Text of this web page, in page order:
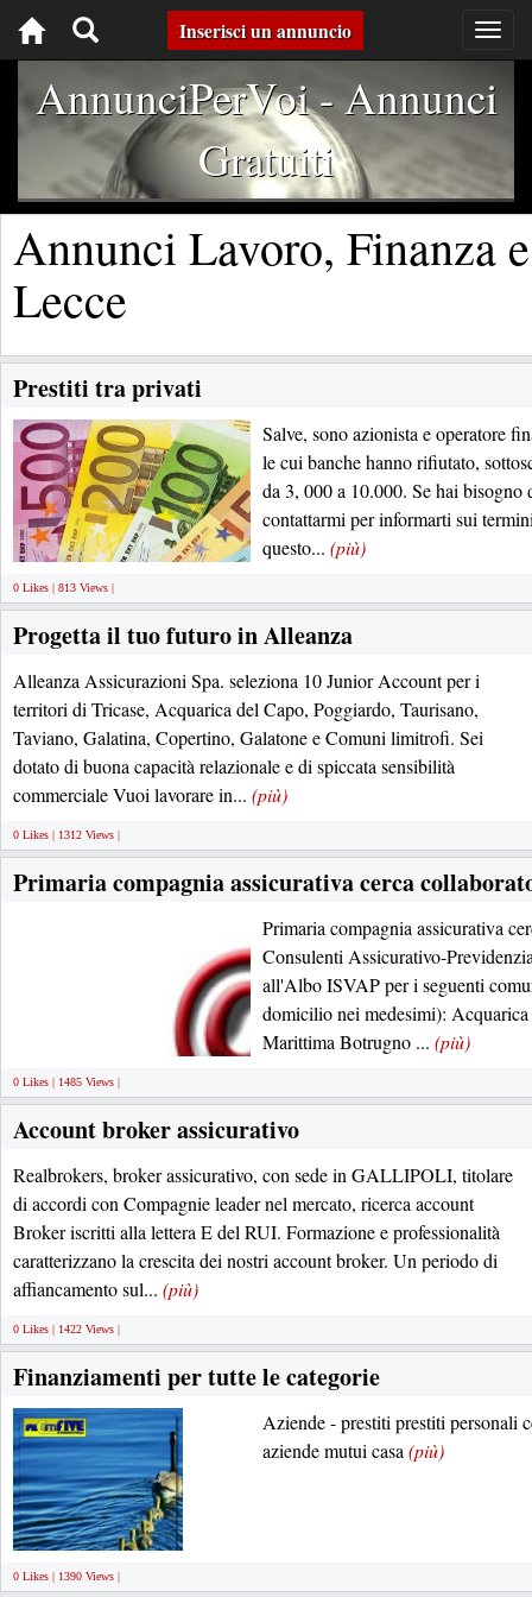
Toggle
navigation
Inserisci un annuncio
AnnunciPerVoi - Annunci
Gratuiti
Annunci Lavoro, Finanza
Lecce
Prestiti tra privati
Salve, sono azionista e operatore
le cui banche hanno rifiutato,
da 3, 000 a 10.000. Se hai
contattarmi per informarti sui
questo... (più)
0 Likes | 813 Views |
Progetta il tuo futuro in Alleanza
Alleanza Assicurazioni Spa. seleziona 10 Junior Account per i
territori di Tricase, Acquarica del Capo, Poggiardo, Taurisano,
Taviano, Galatina, Copertino, Galatone e Comuni limitrofi. Sei
dotato di buona capacità relazionale e di spiccata sensibilità
commerciale Vuoi lavorare in... (più)
0 Likes | 1312 Views |
Primaria compagnia assicurativa cerca
Primaria compagnia assicurativa
Consulenti Assicurativo-
all'Albo ISVAP per i seguenti
domicilio nei medesimi):
Marittima Botrugno ... (più)
0 Likes | 1485 Views |
Account broker assicurativo
Realbrokers, broker assicurativo, con sede in GALLIPOLI, titolare
di accordi con Compagnie leader nel mercato, ricerca account
Broker iscritti alla lettera E del RUI. Formazione e professionalità
caratterizzano la crescita dei nostri account broker. Un periodo di
affiancamento sul... (più)
0 Likes | 1422 Views |
Finanziamenti per tutte le categorie
Aziende - prestiti prestiti personali
aziende mutui casa (più)
0 Likes | 1390 Views |